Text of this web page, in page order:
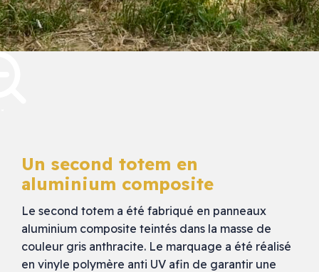
Un second totem en
aluminium composite
Le second totem a été fabriqué en panneaux
aluminium composite teintés dans la masse de
couleur gris anthracite. Le marquage a été réalisé
en vinyle polymère anti UV afin de garantir une